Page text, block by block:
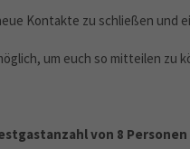
Kontakte zu schließen und
um euch so mitteilen
von 8